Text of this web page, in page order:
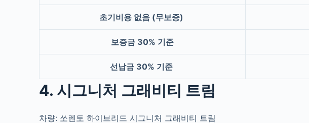
초기비용 없음 (무보증)
보증금 30% 기준
선납금 30% 기준
4. 시그니처 그래비티 트림
차량: 쏘렌토 하이브리드 시그니처 그래비티 트림